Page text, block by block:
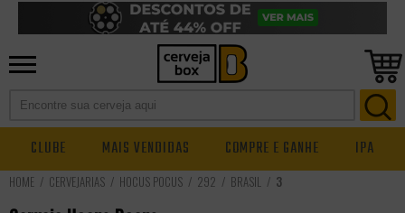
CLUBE MAIS VENDIDAS COMPRE E GANHE IPA
CERVEJARIAS HOCUS POCUS 292 BRASIL 3